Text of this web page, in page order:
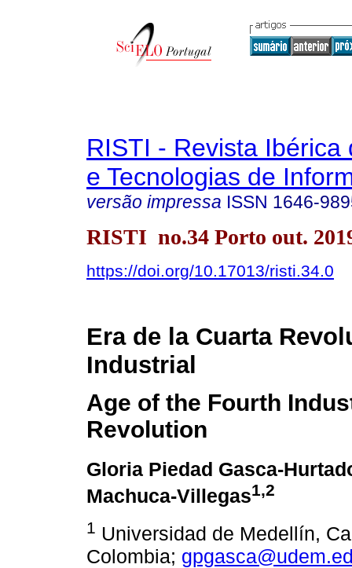
RISTI - Revista Ibérica
e Tecnologias de
versão impressa ISSN 1646-
RISTI no.34 Porto out.
https://doi.org/10.17013/risti.34.0
Era de la Cuarta
Industrial
Age of the Fourth
Revolution
Gloria Piedad Gasca-
Machuca-Villegas1,2
1 Universidad de Medellín,
Colombia;